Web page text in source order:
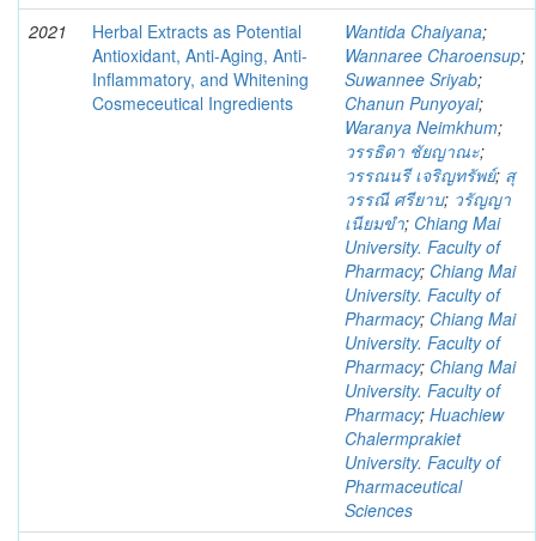
2021
Herbal Extracts as Potential
Antioxidant, Anti-Aging, Anti-
Inflammatory, and Whitening
Cosmeceutical Ingredients
Wantida Chaiyana;
Wannaree Charoensup;
Suwannee Sriyab;
Chanun Punyoyai;
Waranya Neimkhum;
วรรธิดา ชัยญาณะ;
วรรณนรี เจริญทรัพย์; สุ
วรรณี ศรียาบ; วรัญญา
เนียมขำ; Chiang Mai
University. Faculty of
Pharmacy; Chiang Mai
University. Faculty of
Pharmacy; Chiang Mai
University. Faculty of
Pharmacy; Chiang Mai
University. Faculty of
Pharmacy; Huachiew
Chalermprakiet
University. Faculty of
Pharmaceutical
Sciences